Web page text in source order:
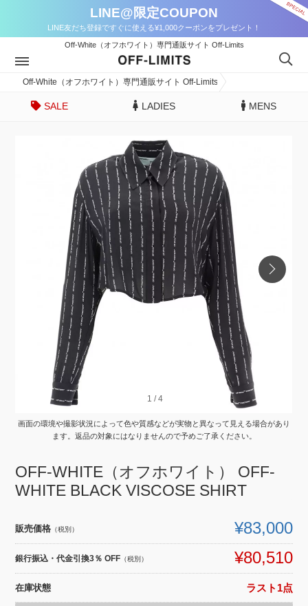
LINE@限定COUPON
LINE友だち登録ですぐに使える¥1,000クーポンをプレゼント！
Off-White（オフホワイト）専門通販サイト Off-Limits
Off-White（オフホワイト）専門通販サイト Off-Limits
SALE LADIES MENS
1 /4
1 /4
画面の環境や撮影状況によって色や質感などが実物と異なって見える場合があり
ます。返品の対象にはなりませんので予めご了承ください。
OFF-WHITE（オフホワイト） OFF-
WHITE BLACK VISCOSE SHIRT
販売価格 （税別） ¥83,000
銀行振込・代金引換3％ OFF （税別） ¥80,510
在庫状態 ラスト1点